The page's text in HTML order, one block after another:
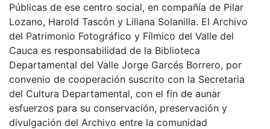
Públicas de ese centro social, en compañía de Pilar
Lozano, Harold Tascón y Liliana Solanilla. El Archivo
del Patrimonio Fotográfico y Fílmico del Valle del
Cauca es responsabilidad de la Biblioteca
Departamental del Valle Jorge Garcés Borrero, por
convenio de cooperación suscrito con la Secretaria
del Cultura Departamental, con el fin de aunar
esfuerzos para su conservación, preservación y
divulgación del Archivo entre la comunidad